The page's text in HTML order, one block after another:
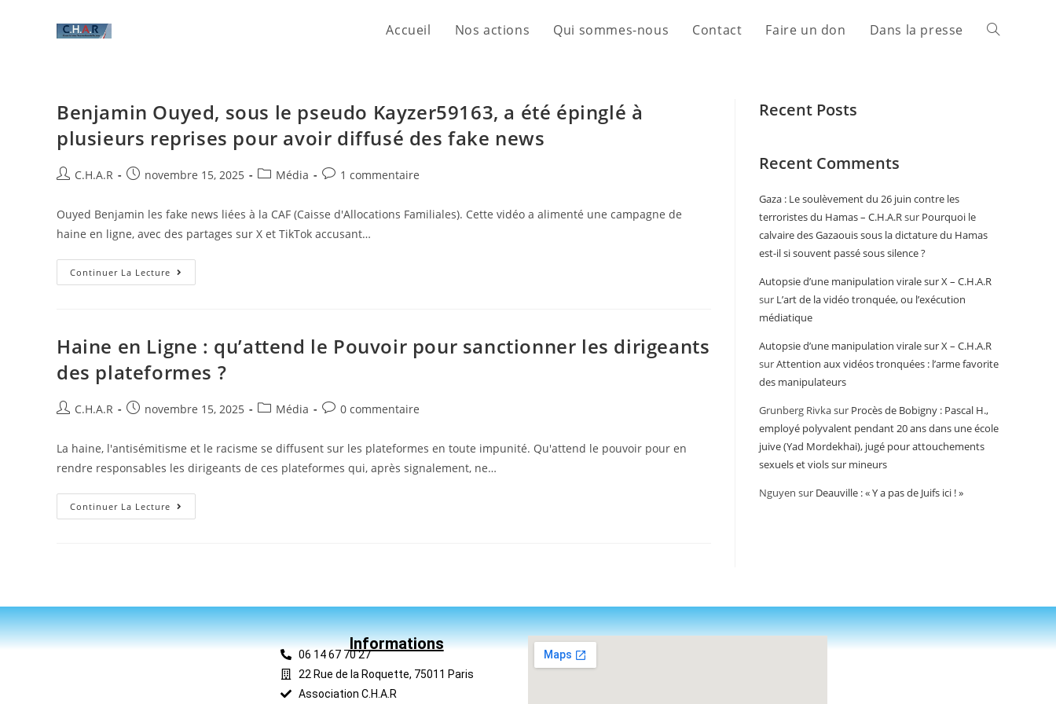
Accueil Nos actions Qui sommes-nous Contact Faire un don Dans la presse
Benjamin Ouyed, sous le pseudo Kayzer59163, a été épinglé à
plusieurs reprises pour avoir diffusé des fake news
C.H.A.R novembre 15, 2025 Média 1 commentaire
Ouyed Benjamin les fake news liées à la CAF (Caisse d'Allocations Familiales). Cette vidéo a alimenté une campagne de
haine en ligne, avec des partages sur X et TikTok accusant…
Continuer La Lecture
Haine en Ligne : qu’attend le Pouvoir pour sanctionner les dirigeants
des plateformes ?
C.H.A.R novembre 15, 2025 Média 0 commentaire
La haine, l'antisémitisme et le racisme se diffusent sur les plateformes en toute impunité. Qu'attend le pouvoir pour en
rendre responsables les dirigeants de ces plateformes qui, après signalement, ne…
Continuer La Lecture
Recent Posts
Recent Comments
Gaza : Le soulèvement du 26 juin contre les
terroristes du Hamas – C.H.A.Rsur Pourquoi le
calvaire des Gazaouis sous la dictature du Hamas
est-il si souvent passé sous silence ?
Autopsie d’une manipulation virale sur X – C.H.A.R
sur L’art de la vidéo tronquée, ou l’exécution
médiatique
Autopsie d’une manipulation virale sur X – C.H.A.R
surAttention aux vidéos tronquées : l’arme favorite
des manipulateurs
Grunberg Rivkasur Procès de Bobigny : Pascal H.,
employé polyvalent pendant 20 ans dans une école
juive (Yad Mordekhai), jugé pour attouchements
sexuels et viols sur mineurs
Nguyen sur Deauville : « Y a pas de Juifs ici ! »
Informations
06 14 67 70 27
22 Rue de la Roquette, 75011 Paris
Association C.H.A.R